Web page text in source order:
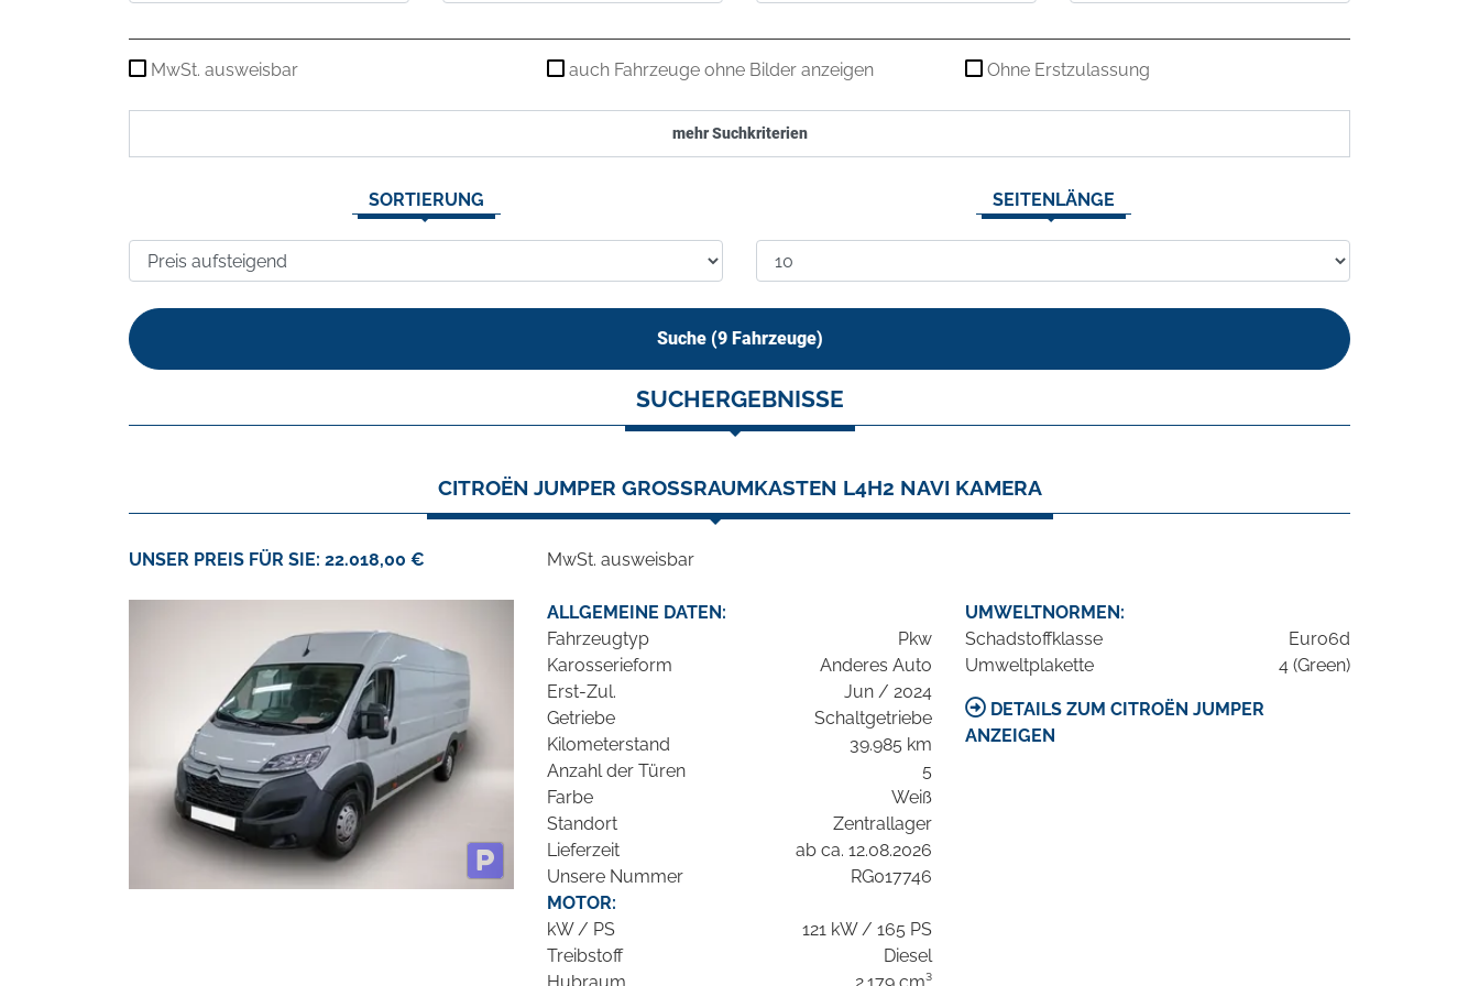
MwSt. ausweisbar auch Fahrzeuge ohne Bilder anzeigen Ohne Erstzulassung
mehr Suchkriterien
SORTIERUNG SEITENLÄNGE
Suche (9Fahrzeuge)
SUCHERGEBNISSE
CITROËN JUMPER GROSSRAUMKASTEN L4H2 NAVI KAMERA
UNSER PREIS FÜR SIE: 22.018,00 € MwSt. ausweisbar
ALLGEMEINE DATEN:
Fahrzeugtyp
Pkw
Karosserieform
Anderes Auto
Erst-Zul.
Jun / 2024
Getriebe
Schaltgetriebe
Kilometerstand
39.985 km
Anzahl der Türen
5
Farbe
Weiß
Standort
Zentrallager
Lieferzeit
ab ca. 12.08.2026
Unsere Nummer
RG017746
MOTOR:
kW / PS
121 kW / 165 PS
Treibstoff
Diesel
UMWELTNORMEN:
Schadstoffklasse
Euro6d
Umweltplakette
4 (Green)
DETAILS ZUM CITROËN JUMPER
ANZEIGEN